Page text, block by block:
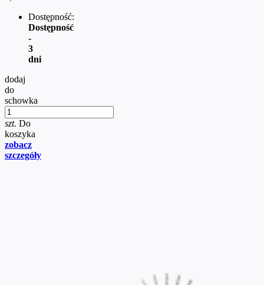
Dostępność:
Dostępność
-
3
dni
dodaj
do
schowka
szt. Do
koszyka
zobacz
szczegóły